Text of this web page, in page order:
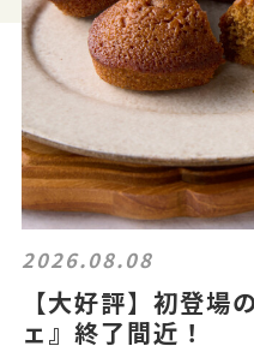
2026.08.08
【大好評】初登場
ェ』終了間近！